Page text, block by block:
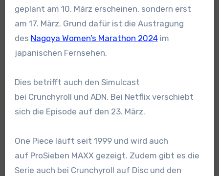
geplant am 10. März erscheinen, sondern erst
am 17. März. Grund dafür ist die Austragung
des Nagoya Women’s Marathon 2024im
japanischen Fernsehen.
Dies betrifft auch den Simulcast
bei Crunchyroll und ADN. Bei Netflix verschiebt
sich die Episode auf den 23. März.
One Piece läuft seit 1999 und wird auch
auf ProSieben MAXX gezeigt. Zudem gibt es die
Serie auch bei Crunchyroll auf Disc und den